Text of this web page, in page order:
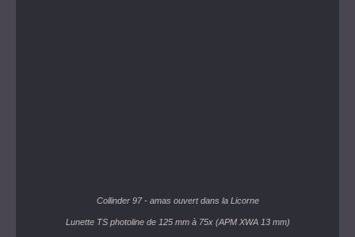
Collinder 97 - amas ouvert dans la Licorne
Lunette TS photoline de 125 mm à 75x (APM XWA 13 mm)